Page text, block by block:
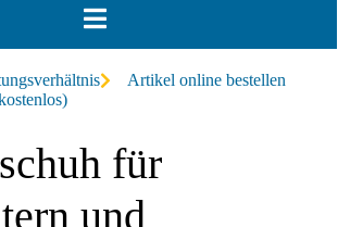
Artikel online bestellen
für
und